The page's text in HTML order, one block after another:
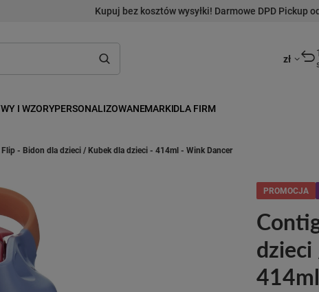
Kupuj bez kosztów wysyłki! Darmowe DPD Pickup
zł
I WZORYPERSONALIZOWANEMARKIDLA FIRM
- Bidon dla dzieci / Kubek dla dzieci - 414ml - Wink Dancer
PROMOCJA